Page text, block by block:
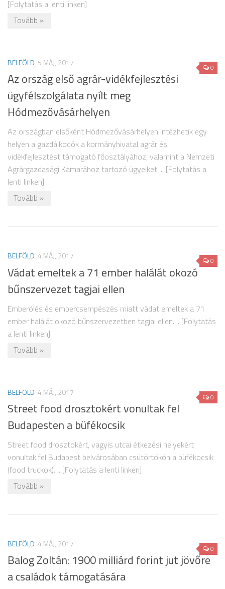
[Folytatás a lenti linken]
Tovább »
0
BELFÖLD 5 MÁJ, 2017
Az ország első agrár-vidékfejlesztési
ügyfélszolgálata nyílt meg
Hódmezővásárhelyen
Az országban elsőként Hódmezővásárhelyen intézhetik egy
helyen a gazdálkodók a kormányhivatal agrár és
vidékfejlesztést támogató főosztályához, valamint a Nemzeti
Agrárgazdasági Kamarához tartozó ügyeiket. .. [Folytatás a
lenti linken]
Tovább »
0
BELFÖLD 4 MÁJ, 2017
Vádat emeltek a 71 ember halálát okozó
bűnszervezet tagjai ellen
Emberölés és embercsempészés miatt vádat emeltek a 71
ember halálát okozó bűnszervezetben tagjai ellen. .. [Folytatás
a lenti linken]
Tovább »
0
BELFÖLD 4 MÁJ, 2017
Street food drosztokért vonultak fel
Budapesten a büfékocsik
Street food drosztokért, vagyis utcai étkezési helyekért
vonultak fel Budapest belvárosában csütörtökön a büfékocsik
(food truckok). .. [Folytatás a lenti linken]
Tovább »
0
BELFÖLD 4 MÁJ, 2017
Balog Zoltán: 1900 milliárd forint jut jövőre
a családok támogatására